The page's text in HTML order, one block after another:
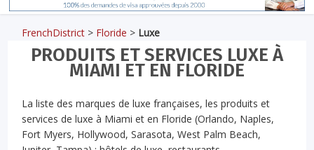
FrenchDistrict > Floride > Luxe
PRODUITS ET SERVICES LUXE À
MIAMI ET EN FLORIDE
La liste des marques de luxe françaises, les produits et
services de luxe à Miami et en Floride (Orlando, Naples,
Fort Myers, Hollywood, Sarasota, West Palm Beach,